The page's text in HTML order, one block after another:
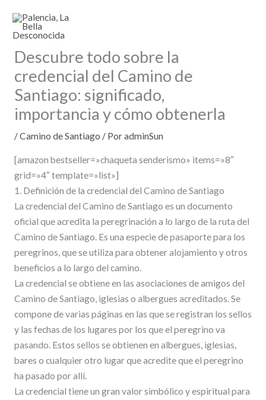
contenido
Descubre todo sobre la
credencial del Camino de
Santiago: significado,
importancia y cómo obtenerla
/Camino de Santiago / PoradminSun
[amazon bestseller=»chaqueta senderismo» items=»8″
grid=»4″ template=»list»]
1. Definición de la credencial del Camino de Santiago
La credencial del Camino de Santiago es un documento
oficial que acredita la peregrinación a lo largo de la ruta del
Camino de Santiago. Es una especie de pasaporte para los
peregrinos, que se utiliza para obtener alojamiento y otros
beneficios a lo largo del camino.
La credencial se obtiene en las asociaciones de amigos del
Camino de Santiago, iglesias o albergues acreditados. Se
compone de varias páginas en las que se registran los sellos
y las fechas de los lugares por los que el peregrino va
pasando. Estos sellos se obtienen en albergues, iglesias,
bares o cualquier otro lugar que acredite que el peregrino
ha pasado por allí.
La credencial tiene un gran valor simbólico y espiritual para